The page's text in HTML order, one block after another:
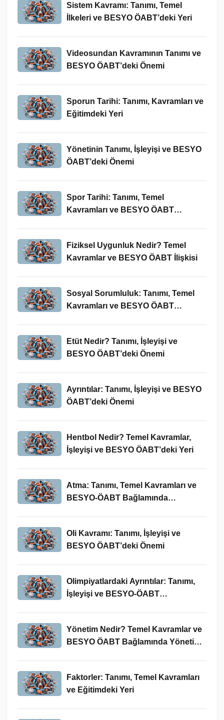
Sistem Kavramı: Tanımı, Temel
İlkeleri ve BESYO ÖABT’deki Yeri
Videosundan Kavramının Tanımı ve
BESYO ÖABT’deki Önemi
Sporun Tarihi: Tanımı, Kavramları ve
Eğitimdeki Yeri
Yönetinin Tanımı, İşleyişi ve BESYO
ÖABT’deki Önemi
Spor Tarihi: Tanımı, Temel
Kavramları ve BESYO ÖABT
Fiziksel Uygunluk Nedir? Temel
Kavramlar ve BESYO ÖABT İlişkisi
Sosyal Sorumluluk: Tanımı, Temel
Kavramları ve BESYO ÖABT
Etüt Nedir? Tanımı, İşleyişi ve
BESYO ÖABT’deki Önemi
Ayrıntılar: Tanımı, İşleyişi ve BESYO
ÖABT’deki Önemi
Hentbol Nedir? Temel Kavramlar,
İşleyişi ve BESYO ÖABT’deki Yeri
Atma: Tanımı, Temel Kavramları ve
BESYO-ÖABT Bağlamında
Oli Kavramı: Tanımı, İşleyişi ve
BESYO ÖABT’deki Önemi
Olimpiyatlardaki Ayrıntılar: Tanımı,
İşleyişi ve BESYO-ÖABT
Yönetim Nedir? Temel Kavramlar ve
BESYO ÖABT Bağlamında Yönetim
Faktorler: Tanımı, Temel Kavramları
ve Eğitimdeki Yeri